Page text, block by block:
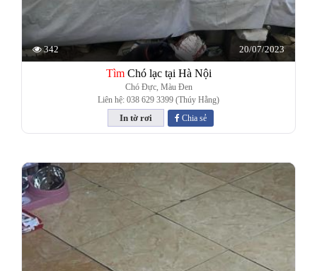
342 20/07/2023
Tìm Chó lạc tại Hà Nội
Chó Đực, Màu Đen
Liên hệ: 038 629 3399 (Thúy Hằng)
Chia sẻ